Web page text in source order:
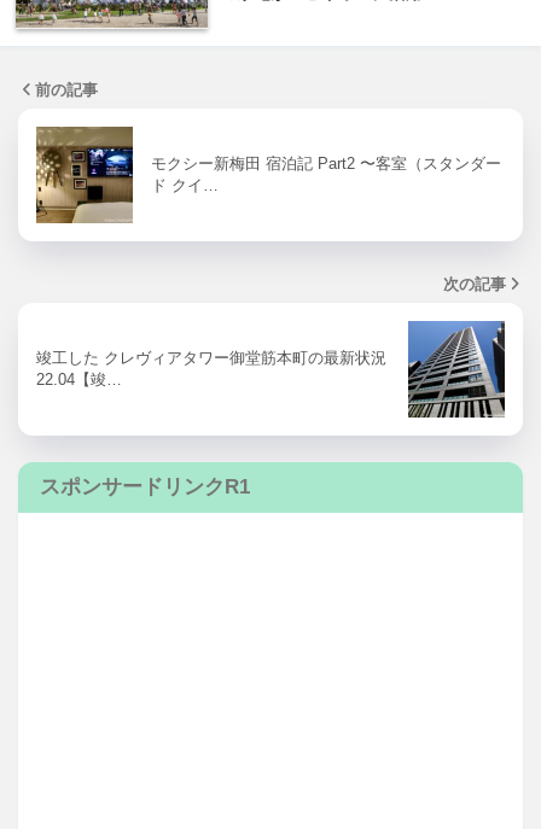
前の記事
モクシー新梅田 宿泊記 Part2 〜客室（スタンダー
ド クイ…
次の記事
竣工した クレヴィアタワー御堂筋本町の最新状況
22.04【竣…
スポンサードリンクR1